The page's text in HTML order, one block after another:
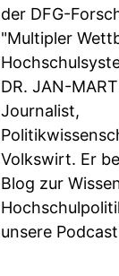
der DFG-
"Multipler
DR. JAN-
Journalist,
Volkswirt. Er
Blog zur
unsere